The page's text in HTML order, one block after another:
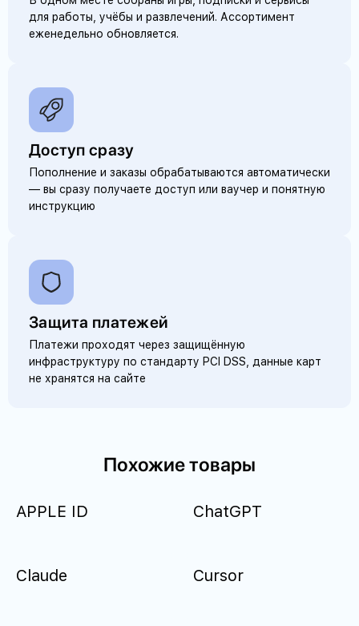
для работы, учёбы и развлечений. Ассортимент
еженедельно обновляется.
Доступ сразу
Пополнение и заказы обрабатываются автоматически
— вы сразу получаете доступ или ваучер и понятную
инструкцию
Защита платежей
Платежи проходят через защищённую
инфраструктуру по стандарту PCI DSS, данные карт
не хранятся на сайте
Похожие товары
APPLE ID ChatGPT
Claude Cursor